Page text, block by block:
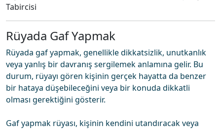
Tabircisi
Rüyada Gaf Yapmak
Rüyada gaf yapmak, genellikle dikkatsizlik, unutkanlık
veya yanlış bir davranış sergilemek anlamına gelir. Bu
durum, rüyayı gören kişinin gerçek hayatta da benzer
bir hataya düşebileceğini veya bir konuda dikkatli
olması gerektiğini gösterir.
Gaf yapmak rüyası, kişinin kendini utandıracak veya